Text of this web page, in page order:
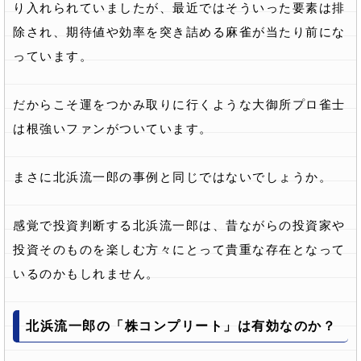
り入れられていましたが、最近ではそういった要素は排
除され、期待値や効率を突き詰める麻雀が当たり前にな
っています。
だからこそ運をつかみ取りに行くような大御所プロ雀士
は根強いファンがついています。
まさに北浜流一郎の事例と同じではないでしょうか。
感覚で投資判断する北浜流一郎は、昔ながらの投資家や
投資そのものを楽しむ方々にとって貴重な存在となって
いるのかもしれません。
北浜流一郎の「株コンプリート」は有効なのか？